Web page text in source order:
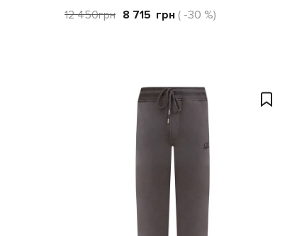
12 450грн 8 715 грн ( -30 %)